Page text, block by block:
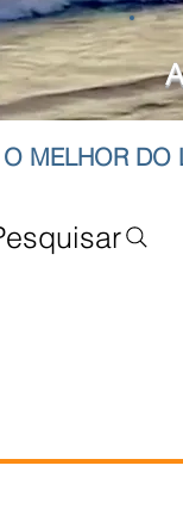
O MELHOR DO